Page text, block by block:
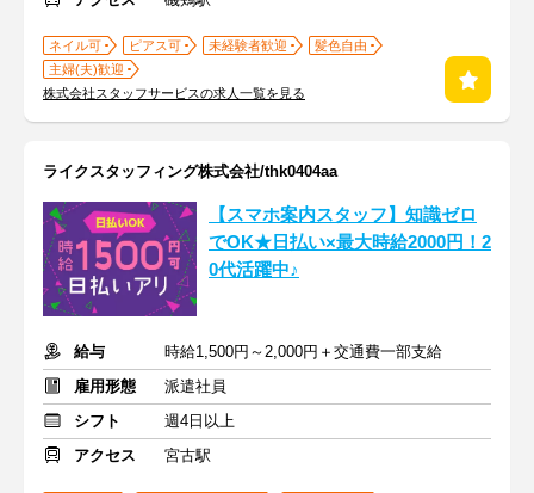
ネイル可 ピアス可 未経験者歓迎
髪色自由
主婦(夫)歓迎
株式会社スタッフサービスの求人一覧を見る
ライクスタッフィング株式会社/thk0404aa
【スマホ案内スタッフ】知識ゼロ
でOK★日払い×最大時給2000円！2
0代活躍中♪
給与
時給1,500円～2,000円＋交通費一部支給
雇用形態
派遣社員
シフト
週4日以上
アクセス
宮古駅